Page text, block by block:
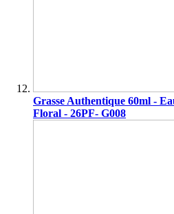
Grasse Authentique 60ml -
Floral - 26PF- G008